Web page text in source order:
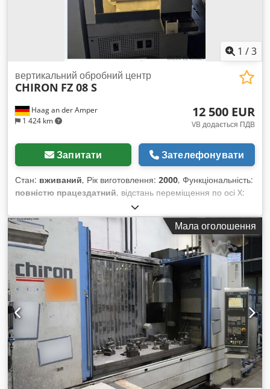
1 /3
Haag an der Amper
1 424 km
вертикальний обробний центр
CHIRON FZ 08 S
12 500 EUR
VB додається ПДВ
Запитати Зателефонувати
Стан: вживаний, Рік виготовлення: 2000, Функціональність:
повністю працездатний, відстань переміщення по осі X:
, відстань переміщення по осі Y:
переміщення осі Z:310 мм, виробник контролерів:Fanuc,
шпиндельний ніс:HSK 32
, кількість слотів у магазині
інструментів:
, вхідна напруга:
, тип вхідного струму:
, Обладнання:документація / посібник, Ми
пропонуємо цей вживаний вертикальний обробний центр
CHIRON FZ 08 S, рік випуску 2000. Верстат
використовувався в одну зміну. Оскільки це наш єдиний
верстат із системою Fanuc, ми вирішили його продати.
Верстат має розширену пам’ять і був модернізований
компанією Chiron у 2013 році. На жаль, після понад 10
років експлуатації, відповідна документація більше не
доступна. Chsdozqfynjpfx Ahbsa Якщо у вас виникли
запитання або вам потрібна додаткова інформація, будь
ласка, напишіть нам повідомлення або зателефонуйте.
Мала оголошення